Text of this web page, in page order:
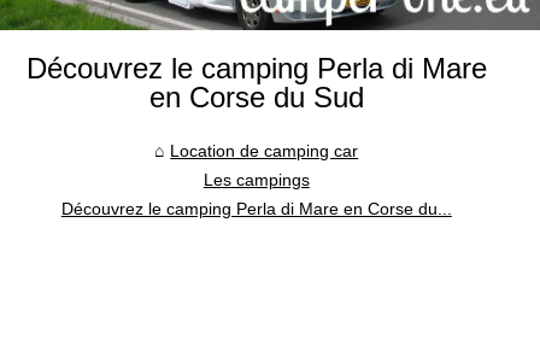
Découvrez le camping Perla di Mare
en Corse du Sud
Location de camping car
Les campings
Découvrez le camping Perla di Mare en Corse du...